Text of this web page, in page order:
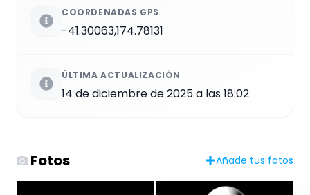
COORDENADAS GPS
-41.30063,174.78131
ÚLTIMA ACTUALIZACIÓN
14 de diciembre de 2025 a las 18:02
Fotos Añade tus fotos